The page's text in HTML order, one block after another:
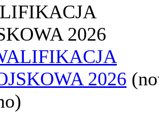
2026
2026